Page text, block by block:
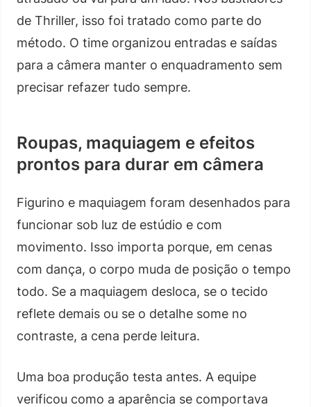
de Thriller, isso foi tratado como parte do
método. O time organizou entradas e saídas
para a câmera manter o enquadramento sem
precisar refazer tudo sempre.
Roupas, maquiagem e efeitos
prontos para durar em câmera
Figurino e maquiagem foram desenhados para
funcionar sob luz de estúdio e com
movimento. Isso importa porque, em cenas
com dança, o corpo muda de posição o tempo
todo. Se a maquiagem desloca, se o tecido
reflete demais ou se o detalhe some no
contraste, a cena perde leitura.
Uma boa produção testa antes. A equipe
verificou como a aparência se comportava